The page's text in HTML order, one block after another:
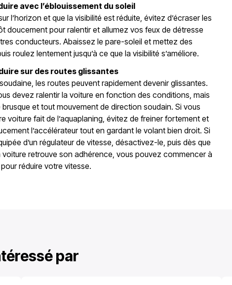
avec l’éblouissement du soleil
l’horizon et que la visibilité est réduite, évitez d’écraser les
doucement pour ralentir et allumez vos feux de détresse
conducteurs. Abaissez le pare-soleil et mettez des
roulez lentement jusqu’à ce que la visibilité s’améliore.
sur des routes glissantes
les routes peuvent rapidement devenir glissantes.
devez ralentir la voiture en fonction des conditions, mais
et tout mouvement de direction soudain. Si vous
voiture fait de l’aquaplaning, évitez de freiner fortement et
l’accélérateur tout en gardant le volant bien droit. Si
d’un régulateur de vitesse, désactivez-le, puis dès que
retrouve son adhérence, vous pouvez commencer à
réduire votre vitesse.
par